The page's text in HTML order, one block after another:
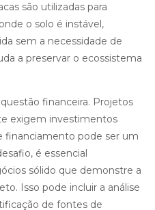
são utilizadas para
o solo é instável,
sem a necessidade de
a preservar o ecossistema
financeira. Projetos
exigem investimentos
financiamento pode ser um
é essencial
sólido que demonstre a
Isso pode incluir a análise
de fontes de